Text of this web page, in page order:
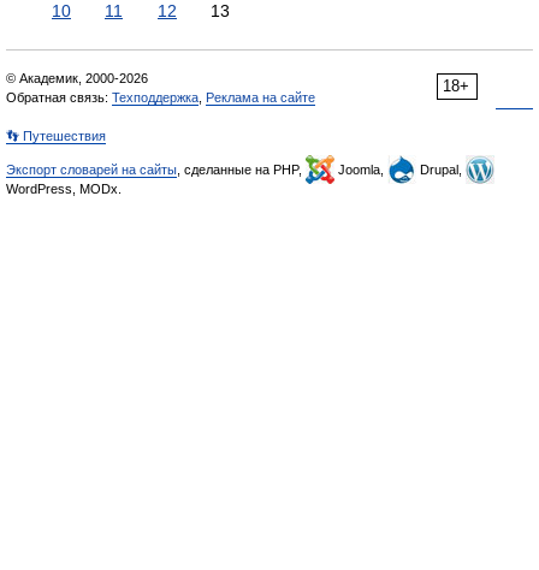
10
11 12 13
18+
© Академик, 2000-2026
Обратная связь: Техподдержка Реклама на сайте
👣 Путешествия
Экспорт словарей на сайты , сделанные на PHP, Joomla,
Drupal,
WordPress, MODx.